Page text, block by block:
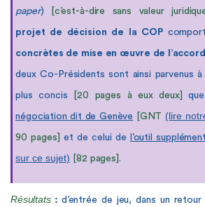
paper) c’est-à-dire sans valeur
projet de décision de la COP
concrètes de mise en œuvre de
deux Co-Présidents sont ainsi parvenus
plus concis [20 pages à eux deux]
négociation dit de Genève [GNT (lire
90 pages] et de celui de l’outil
sur ce sujet)
[82 pages] .
Résultats: d’entrée de jeu, dans un